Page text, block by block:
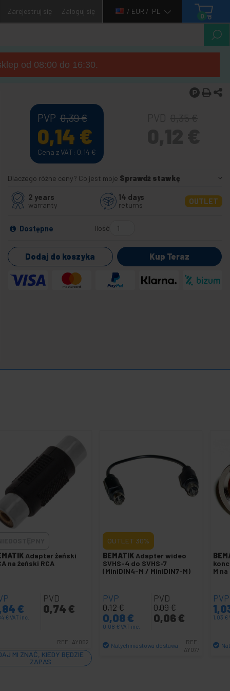
Zarejestruj się Zaloguj się / EUR / PL
0
od 08:00 do 16:30.
PVP 0,39€
0,14 €
Cena z VAT: 0,14 €
Dlaczego różne ceny? Co jest moje Sprawdź stawkę
2 years
warranty
14 days
returns
OUTLET
Dostępne Ilość
Dodaj do koszyka Kup Teraz
Adapter żeński
na żeński RCA
€
€VAT inc.
PVD
0,74 €
REF: AY052
MI ZNAĆ, KIEDY BĘDZIE
ZAPAS
OUTLET 30%
BEMATIK Adapter wideo
SVHS-4 do SVHS-7
(MiniDIN4-M / MiniDIN7-M)
PVP
0,12€
0,08€
0,08 €VAT inc.
PVD
0,09€
0,06 €
Natychmiastowa dostawa
REF:
AY077
M
PVP
1,03 €